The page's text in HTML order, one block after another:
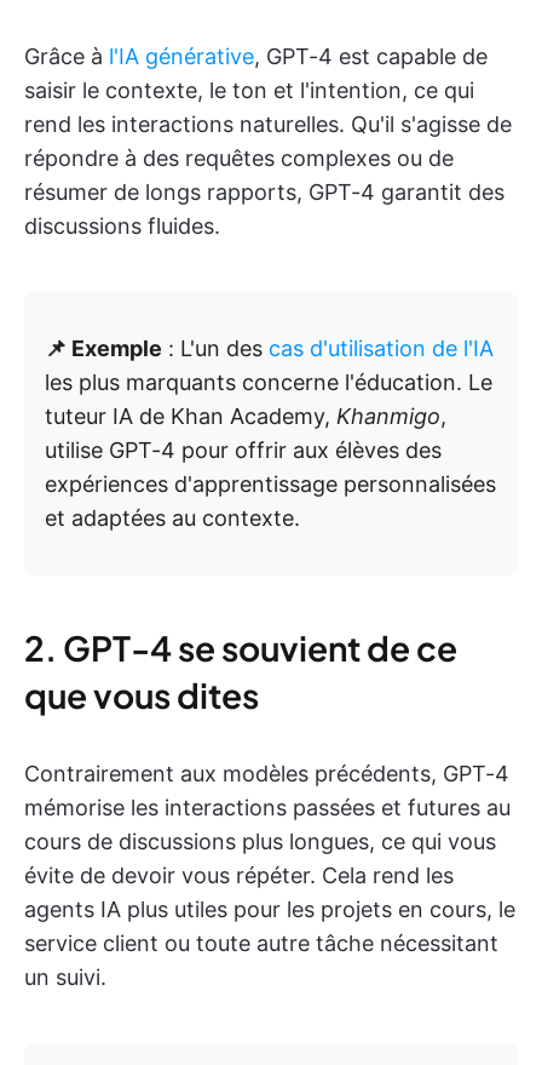
Grâce à l'IA générative, GPT-4 est capable de
saisir le contexte, le ton et l'intention, ce qui
rend les interactions naturelles. Qu'il s'agisse de
répondre à des requêtes complexes ou de
résumer de longs rapports, GPT-4 garantit des
discussions fluides.
📌 Exemple : L'un des cas d'utilisation de l'IA
les plus marquants concerne l'éducation. Le
tuteur IA de Khan Academy, Khanmigo,
utilise GPT-4 pour offrir aux élèves des
expériences d'apprentissage personnalisées
et adaptées au contexte.
2. GPT-4 se souvient de ce
que vous dites
Contrairement aux modèles précédents, GPT-4
mémorise les interactions passées et futures au
cours de discussions plus longues, ce qui vous
évite de devoir vous répéter. Cela rend les
agents IA plus utiles pour les projets en cours, le
service client ou toute autre tâche nécessitant
un suivi.